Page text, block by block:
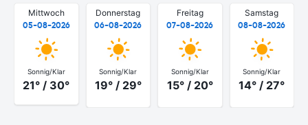
Mittwoch
05-08-2026
Sonnig/Klar
21° / 30°
Donnerstag
06-08-2026
Sonnig/Klar
19° / 29°
Freitag
07-08-2026
Sonnig/Klar
15° / 20°
Samstag
08-08-2026
Sonnig/Klar
14° / 27°